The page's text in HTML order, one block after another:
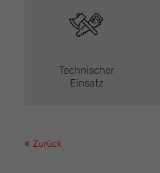
Technischer
Einsatz
Zurück